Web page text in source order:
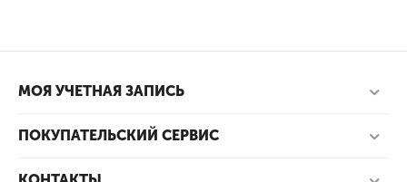
МОЯ УЧЕТНАЯ ЗАПИСЬ
ПОКУПАТЕЛЬСКИЙ СЕРВИС